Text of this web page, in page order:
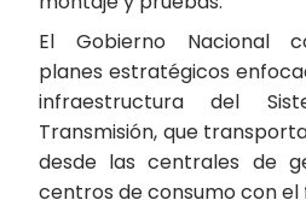
El Gobierno Nacional
planes estratégicos
infraestructura del
Transmisión, que
desde las centrales de
centros de consumo con